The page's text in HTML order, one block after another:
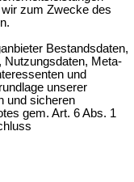
zum Zwecke des
Bestandsdaten,
Nutzungsdaten, Meta-
und
unserer
und sicheren
gem. Art. 6 Abs. 1